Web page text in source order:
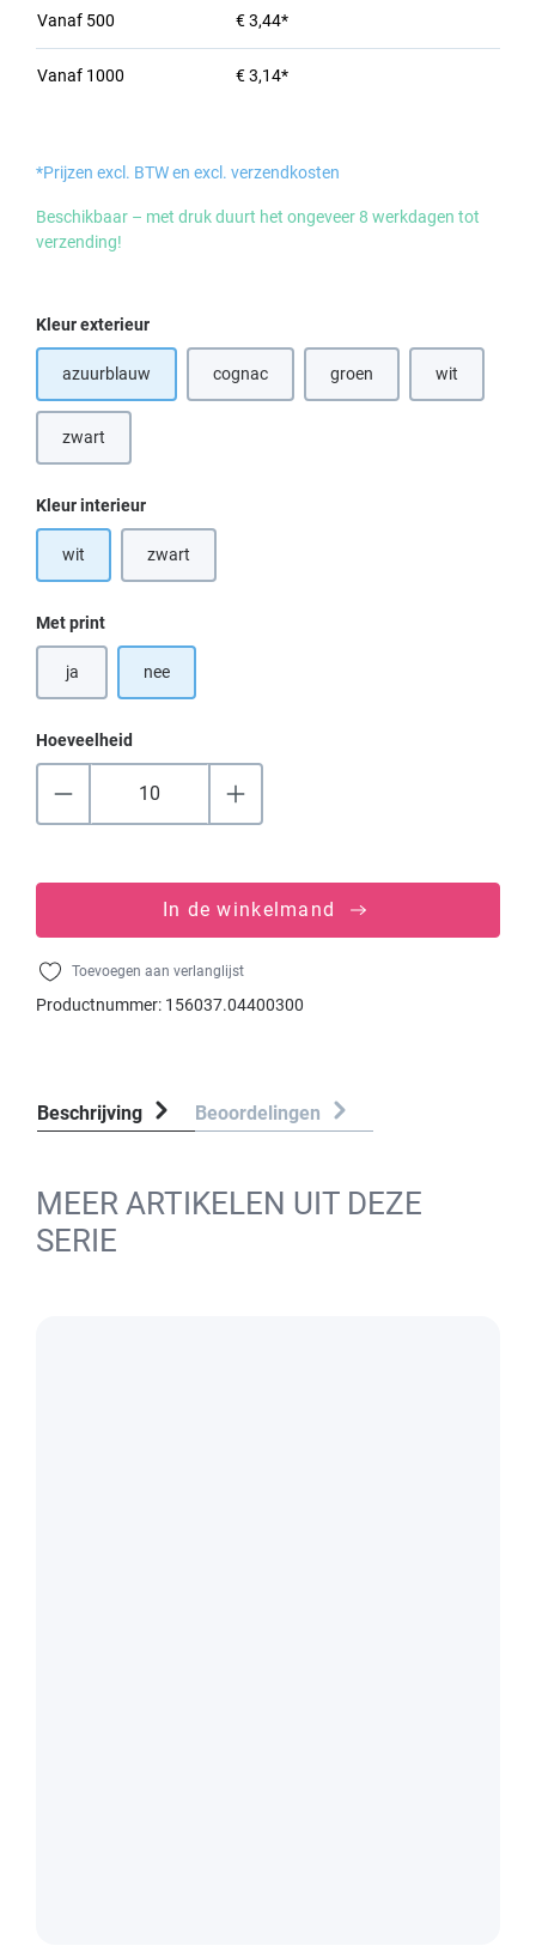
Vanaf 500 € 3,44*
Vanaf 1000 € 3,14*
*Prijzen excl. BTW en excl. verzendkosten
Beschikbaar – met druk duurt het ongeveer 8 werkdagen tot
verzending!
Selecteer
Kleur exterieur
azuurblauw cognac(Deze optie is momenteel niet beschikbaar.)
groen wit
zwart(Deze optie is momenteel niet beschikbaar.)
Selecteer
Kleur interieur
wit zwart(Deze optie is momenteel niet beschikbaar.)
Selecteer
Met print
ja nee
Hoeveelheid
In de winkelmand
Toevoegen aan verlanglijst
Productnummer: 156037.04400300
Beschrijving Beoordelingen
MEER ARTIKELEN UIT DEZE
SERIE